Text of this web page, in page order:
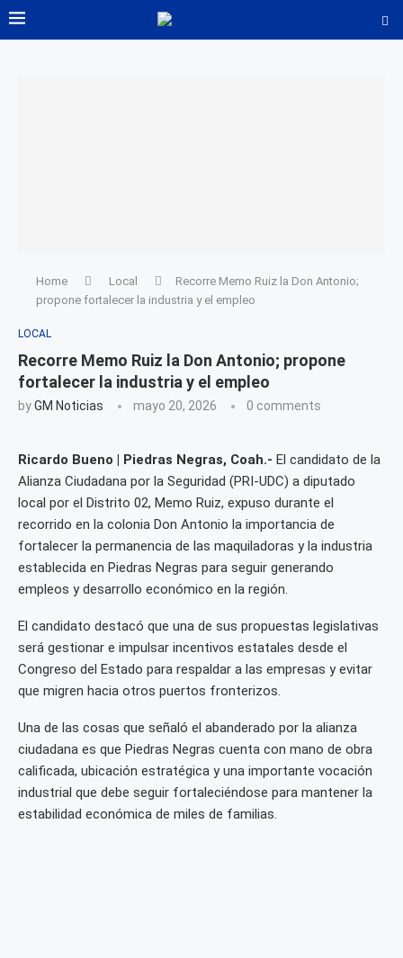
Home Local
Recorre Memo Ruiz la Don Antonio;
propone fortalecer la industria y el empleo
LOCAL
Recorre Memo Ruiz la Don Antonio; propone
fortalecer la industria y el empleo
byGM Noticias mayo 20, 2026 0 comments
Ricardo Bueno | Piedras Negras, Coah.- El candidato de la
Alianza Ciudadana por la Seguridad (PRI-UDC) a diputado
local por el Distrito 02, Memo Ruiz, expuso durante el
recorrido en la colonia Don Antonio la importancia de
fortalecer la permanencia de las maquiladoras y la industria
establecida en Piedras Negras para seguir generando
empleos y desarrollo económico en la región.
El candidato destacó que una de sus propuestas legislativas
será gestionar e impulsar incentivos estatales desde el
Congreso del Estado para respaldar a las empresas y evitar
que migren hacia otros puertos fronterizos.
Una de las cosas que señaló el abanderado por la alianza
ciudadana es que Piedras Negras cuenta con mano de obra
calificada, ubicación estratégica y una importante vocación
industrial que debe seguir fortaleciéndose para mantener la
estabilidad económica de miles de familias.